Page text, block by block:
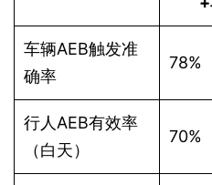
车辆AEB触发准
确率
78%
行人AEB有效率
（白天）
70%